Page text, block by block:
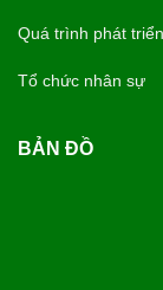
Quá trình phát triển
Tổ chức nhân sự
BẢN ĐỒ